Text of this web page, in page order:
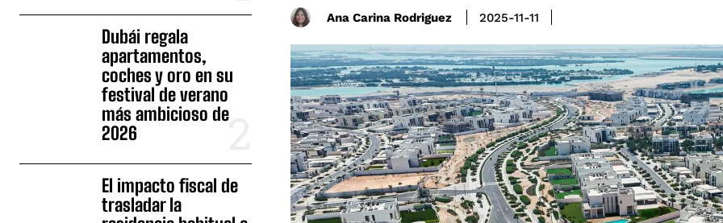
Dubái regala
apartamentos,
coches y oro en su
festival de verano
más ambicioso de
2026
El impacto fiscal de
trasladar la
Ana Carina Rodriguez 2025-11-11